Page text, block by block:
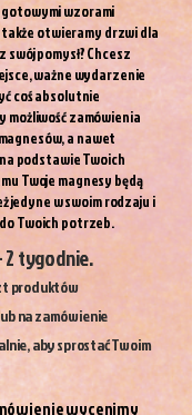
wzorami
otwieramy drzwi dla
swój pomysł? Chcesz
ważne wydarzenie
coś absolutnie
możliwość zamówienia
a nawet
podstawie Twoich
Twoje magnesy będą
jedyne w swoim rodzaju i
Twoich potrzeb.
2 tygodnie.
produktów
na zamówienie
aby sprostać Twoim
wycenimy